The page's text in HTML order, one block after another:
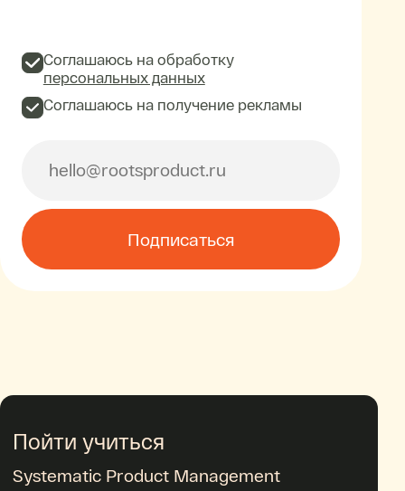
Соглашаюсь на обработку
персональных данных
Соглашаюсь на получение рекламы
Подписаться
Пойти учиться
Systematic Product Management